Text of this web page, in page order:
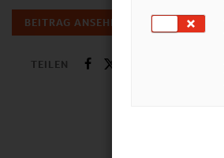
BEITRAG ANSEHEN
TEILEN